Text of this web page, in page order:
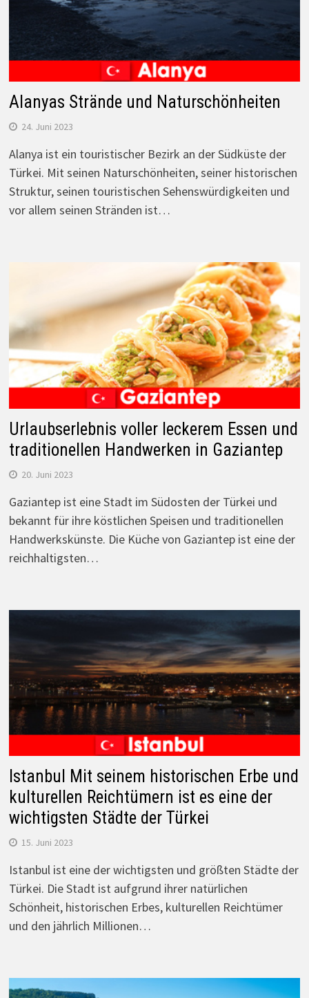
Alanyas Strände und Naturschönheiten
24. Juni 2023
Alanya ist ein touristischer Bezirk an der Südküste der
Türkei. Mit seinen Naturschönheiten, seiner historischen
Struktur, seinen touristischen Sehenswürdigkeiten und
vor allem seinen Stränden ist…
Urlaubserlebnis voller leckerem Essen und
traditionellen Handwerken in Gaziantep
20. Juni 2023
Gaziantep ist eine Stadt im Südosten der Türkei und
bekannt für ihre köstlichen Speisen und traditionellen
Handwerkskünste. Die Küche von Gaziantep ist eine der
reichhaltigsten…
Istanbul Mit seinem historischen Erbe und
kulturellen Reichtümern ist es eine der
wichtigsten Städte der Türkei
15. Juni 2023
Istanbul ist eine der wichtigsten und größten Städte der
Türkei. Die Stadt ist aufgrund ihrer natürlichen
Schönheit, historischen Erbes, kulturellen Reichtümer
und den jährlich Millionen…